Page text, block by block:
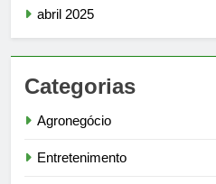
abril 2025
Categorias
Agronegócio
Entretenimento